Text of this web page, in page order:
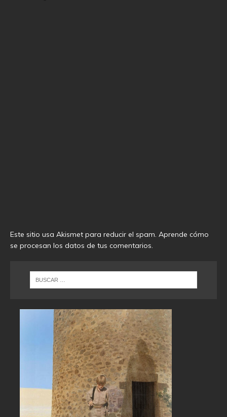
Este sitio usa Akismet para reducir el spam. Aprende cómo
se procesan los datos de tus comentarios.